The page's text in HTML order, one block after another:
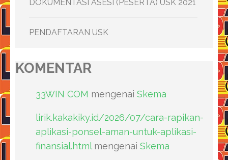
DOKUMENTASI ASESI (PESERTA) USK 2021
PENDAFTARAN USK
KOMENTAR
33WIN COM mengenai Skema
lirik.kakakiky.id/2026/07/cara-rapikan-
aplikasi-ponsel-aman-untuk-aplikasi-
finansial.htmlmengenai Skema